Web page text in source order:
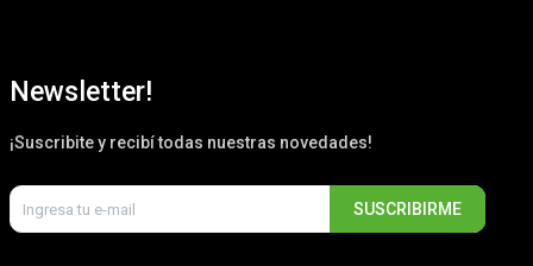
Newsletter!
¡Suscribite y recibí todas nuestras novedades!
SUSCRIBIRME